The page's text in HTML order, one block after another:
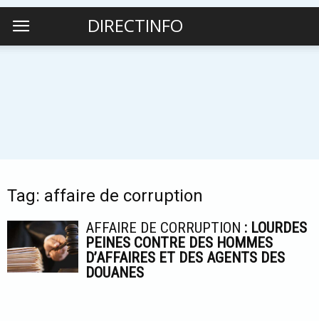
DIRECTINFO
Tag: affaire de corruption
AFFAIRE DE CORRUPTION : LOURDES
PEINES CONTRE DES HOMMES
D’AFFAIRES ET DES AGENTS DES
DOUANES